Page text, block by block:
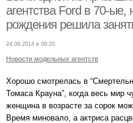
агентства Ford в 70-
рождения решила
24.09.2014 в 09:20
Новости модельных агентств
Хорошо смотрелась в
Томаса Крауна”, когда весь мир
женщина в возрасте за сорок
Время миновало, а актриса